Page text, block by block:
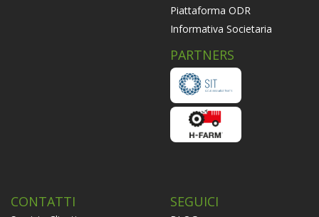
Piattaforma ODR
Informativa Societaria
PARTNERS
CONTATTI SEGUICI